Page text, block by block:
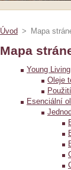
Úvod > Mapa
Mapa
Young Living
Oleje
Esenciální